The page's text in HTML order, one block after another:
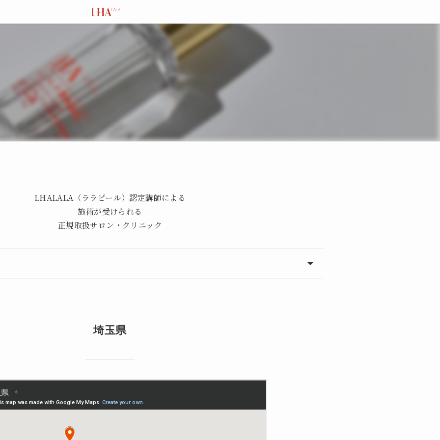
LHALALA（ララピール）認定講師による
施術が受けられる
正規取扱サロン・クリニック
埼玉県